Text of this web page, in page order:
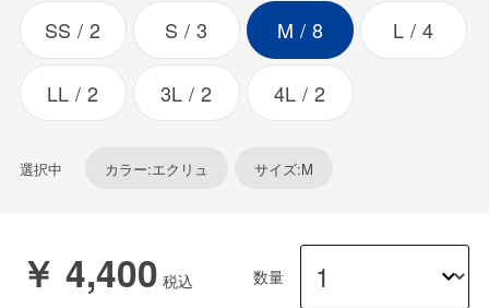
SS 2 S 3 M 8 L 4
LL 2 3L 2 4L 2
選択中 カラー:エクリュ サイズ:M
￥ 4,400 数量